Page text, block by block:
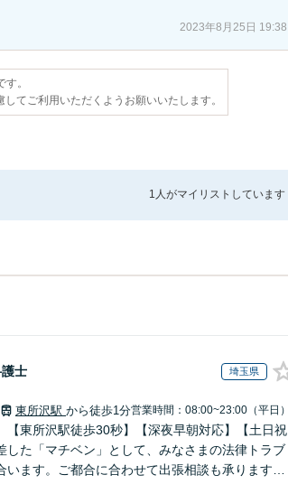
2023年8月25日 19:38
。
てご利用いただくようお願いいたします。
1人がマイリストしています
士 埼玉県
東所沢駅 から徒歩1分営業時間：08:00~23:00（平日）
【東所沢駅徒歩30秒】【深夜早朝対応】【土日祝
した「マチベン」として、みなさまの法律トラブ
います。ご都合に合わせて出張相談も承ります。